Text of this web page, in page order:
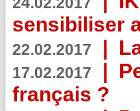
sensibiliser
22.02.2017 |
17.02.2017 |
français ?